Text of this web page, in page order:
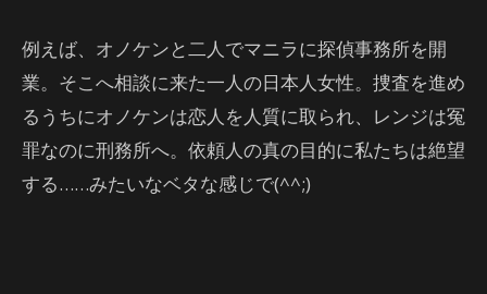
例えば、オノケンと二人でマニラに探偵事務所を開
業。そこへ相談に来た一人の日本人女性。捜査を進め
るうちにオノケンは恋人を人質に取られ、レンジは冤
罪なのに刑務所へ。依頼人の真の目的に私たちは絶望
する……みたいなベタな感じで(^^;)